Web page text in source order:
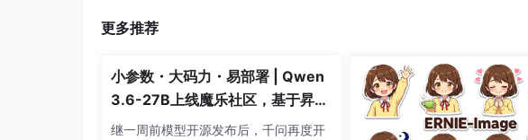
更多推荐
小参数・大码力・易部署 | Qwen
3.6-27B上线魔乐社区，基于昇腾
的部署教程来了
继一周前模型开源发布后，千问再度开